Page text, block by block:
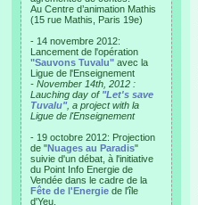
Au Centre d’animation Mathis
(15 rue Mathis, Paris 19e)
- 14 novembre 2012:
Lancement de l'opération
"Sauvons Tuvalu" avec la
Ligue de l'Enseignement
- November 14th, 2012 :
Lauching day of "Let's save
Tuvalu", a project with la
Ligue de l'Enseignement
- 19 octobre 2012: Projection
de "Nuages au Paradis"
suivie d'un débat, à l'initiative
du Point Info Energie de
Vendée dans le cadre de la
Fête de l'Energie de l'île
d'Yeu.